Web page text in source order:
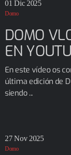
01 Dic 2025
Domo
DOMO
EN
En este vídeo os
última edición de
siendo ...
27 Nov 2025
Domo